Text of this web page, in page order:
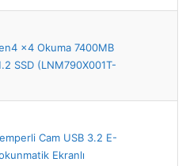
x4 Okuma 7400MB
SSD (LNM790X001T-
Cam USB 3.2 E-
Ekranlı